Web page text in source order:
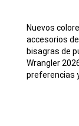
Nuevos
accesorios
bisagras de
Wrangler
preferencias